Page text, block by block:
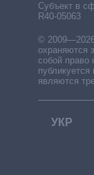
Субъект в
R40-05063
©
охраняются
собой право
являются
УКР